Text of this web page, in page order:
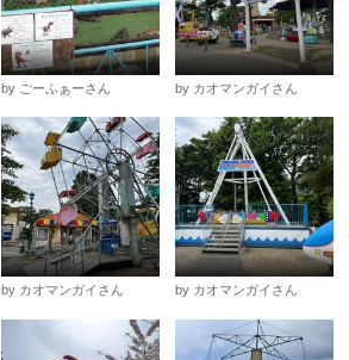
by ごーふぁーさん by カオマンガイさん
by カオマンガイさん by カオマンガイさん